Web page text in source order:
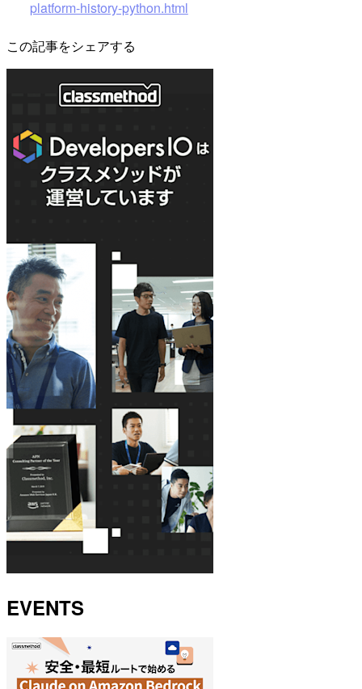
platform-history-python.html
この記事をシェアする
EVENTS